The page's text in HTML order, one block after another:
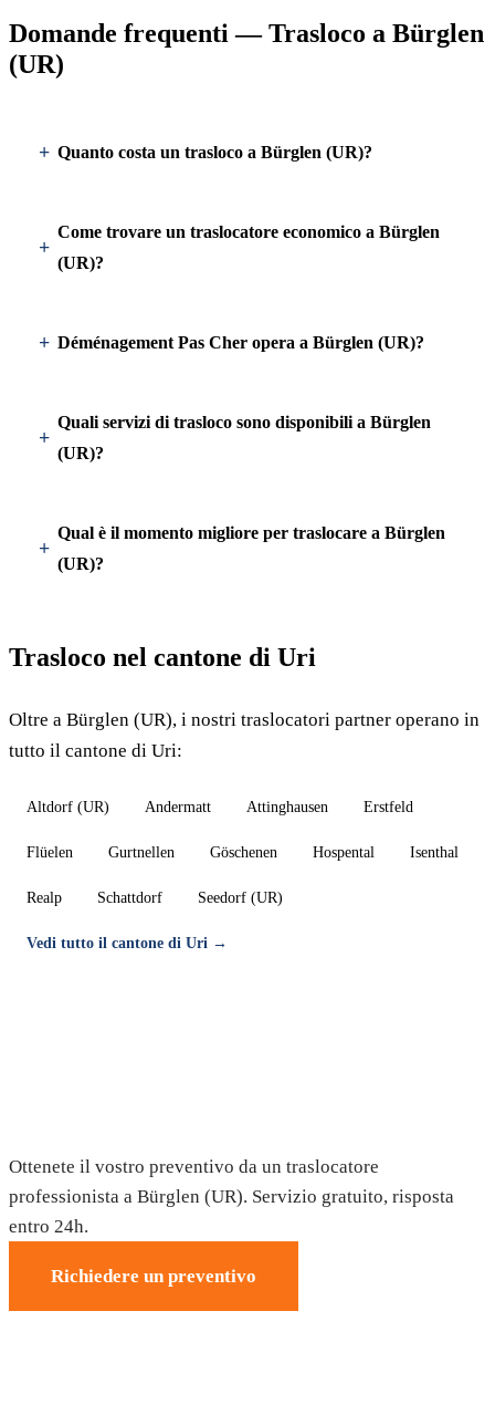
Domande frequenti — Trasloco a Bürglen
(UR)
Quanto costa un trasloco a Bürglen (UR)?
Come trovare un traslocatore economico a Bürglen
(UR)?
Déménagement Pas Cher opera a Bürglen (UR)?
Quali servizi di trasloco sono disponibili a Bürglen
(UR)?
Qual è il momento migliore per traslocare a Bürglen
(UR)?
Trasloco nel cantone di Uri
Oltre a Bürglen (UR), i nostri traslocatori partner operano in
tutto il cantone di Uri:
Altdorf (UR) Andermatt Attinghausen Erstfeld
Flüelen Gurtnellen Göschenen Hospental Isenthal
Realp Schattdorf Seedorf (UR)
Vedi tutto il cantone di Uri →
Ottenete il vostro preventivo da un traslocatore
professionista a Bürglen (UR). Servizio gratuito, risposta
entro 24h.
Richiedere un preventivo